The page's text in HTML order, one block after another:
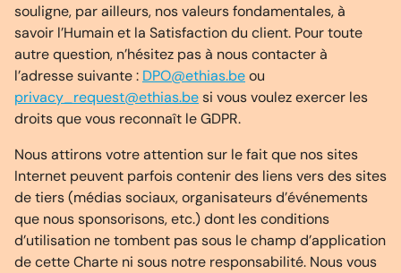
souligne, par ailleurs, nos valeurs fondamentales, à
savoir l’Humain et la Satisfaction du client. Pour toute
autre question, n’hésitez pas à nous contacter à
l’adresse suivante : DPO@ethias.beou
privacy_request@ethias.besi vous voulez exercer les
droits que vous reconnaît le GDPR.
Nous attirons votre attention sur le fait que nos sites
Internet peuvent parfois contenir des liens vers des sites
de tiers (médias sociaux, organisateurs d’événements
que nous sponsorisons, etc.) dont les conditions
d’utilisation ne tombent pas sous le champ d’application
de cette Charte ni sous notre responsabilité. Nous vous